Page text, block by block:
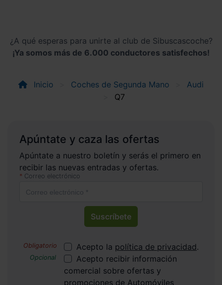
¿A qué esperas para unirte al club de Sibuscascoche?
¡Ya somos más de 6.000 conductores satisfechos!
Inicio Coches de Segunda Mano
Audi
Q7
Apúntate y caza las ofertas
Apúntate a nuestro boletín y serás el primero en
recibir las nuevas entradas y ofertas.
Correo electrónico
Suscríbete
Acepto la política de privacidad.
Acepto recibir información
comercial sobre ofertas y
promociones de Automóviles